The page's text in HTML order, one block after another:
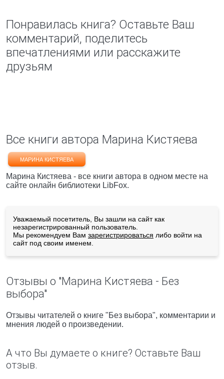
Понравилась книга? Оставьте Ваш
комментарий, поделитесь
впечатлениями или расскажите
друзьям
Все книги автора Марина Кистяева
МАРИНА КИСТЯЕВА
Марина Кистяева - все книги автора в одном месте на
сайте онлайн библиотеки LibFox.
Уважаемый посетитель, Вы зашли на сайт как
незарегистрированный пользователь.
Мы рекомендуем Вам зарегистрироваться либо войти на
сайт под своим именем.
Отзывы о "Марина Кистяева - Без
выбора"
Отзывы читателей о книге "Без выбора", комментарии и
мнения людей о произведении.
А что Вы думаете о книге? Оставьте Ваш
отзыв.